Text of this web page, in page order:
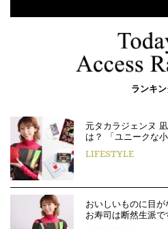
ランキ
元タカラジェンヌ
は？ 「ユニークな
LIFESTYLE
おいしいものに目
お寿司は断然生派